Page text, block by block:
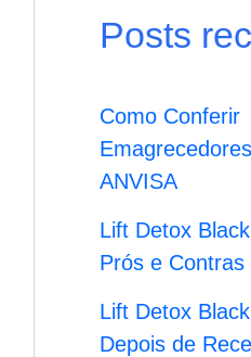
u
r
p
r
Posts
Como Conferir
ANVISA
Lift Detox
Prós e Contras
Lift Detox
Depois de